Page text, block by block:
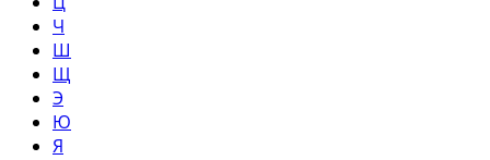
Ч
Ш
Щ
Э
Ю
Я